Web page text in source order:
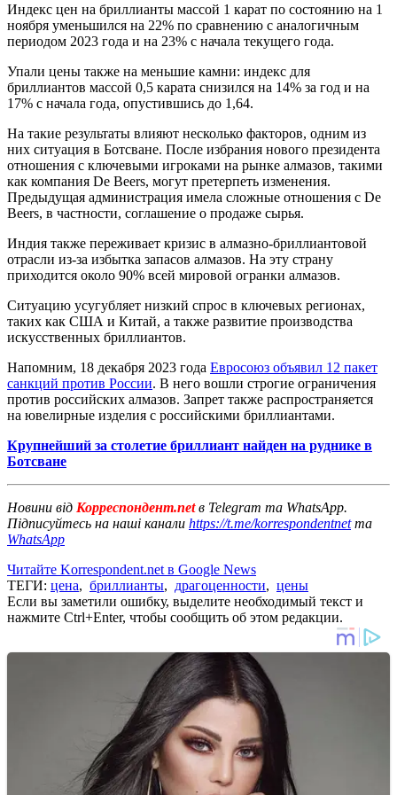
Индекс цен на бриллианты массой 1 карат по состоянию на 1
ноября уменьшился на 22% по сравнению с аналогичным
периодом 2023 года и на 23% с начала текущего года.
Упали цены также на меньшие камни: индекс для
бриллиантов массой 0,5 карата снизился на 14% за год и на
17% с начала года, опустившись до 1,64.
На такие результаты влияют несколько факторов, одним из
них ситуация в Ботсване. После избрания нового президента
отношения с ключевыми игроками на рынке алмазов, такими
как компания De Beers, могут претерпеть изменения.
Предыдущая администрация имела сложные отношения с De
Beers, в частности, соглашение о продаже сырья.
Индия также переживает кризис в алмазно-бриллиантовой
отрасли из-за избытка запасов алмазов. На эту страну
приходится около 90% всей мировой огранки алмазов.
Ситуацию усугубляет низкий спрос в ключевых регионах,
таких как США и Китай, а также развитие производства
искусственных бриллиантов.
Напомним, 18 декабря 2023 года Евросоюз объявил 12 пакет
санкций против России. В него вошли строгие ограничения
против российских алмазов. Запрет также распространяется
на ювелирные изделия с российскими бриллиантами.
Крупнейший за столетие бриллиант найден на руднике в
Ботсване
Новини від Корреспондент.netв Telegram та WhatsApp.
Підписуйтесь на наші канали https://t.me/korrespondentnetта
WhatsApp
Читайте Korrespondent.net в Google News
ТЕГИ: цена, бриллианты, драгоценности, цены
Если вы заметили ошибку, выделите необходимый текст и
нажмите Ctrl+Enter, чтобы сообщить об этом редакции.